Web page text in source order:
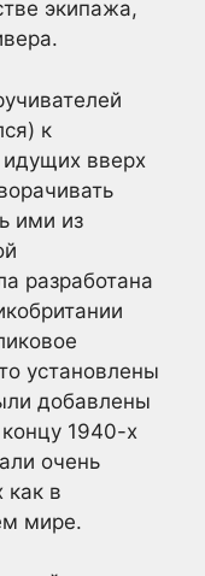
экипажа,
к
вверх
ими из
разработана
установлены
добавлены
1940-х
очень
как в
мире.